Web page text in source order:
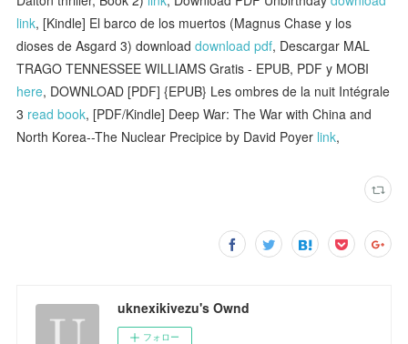
link, [Kindle] El barco de los muertos (Magnus Chase y los
dioses de Asgard 3) downloaddownload pdf, Descargar MAL
TRAGO TENNESSEE WILLIAMS Gratis - EPUB, PDF y MOBI
here, DOWNLOAD [PDF] {EPUB} Les ombres de la nuit Intégrale
3 read book, [PDF/Kindle] Deep War: The War with China and
North Korea--The Nuclear Precipice by David Poyer link,
uknexikivezu's Ownd
フォロー